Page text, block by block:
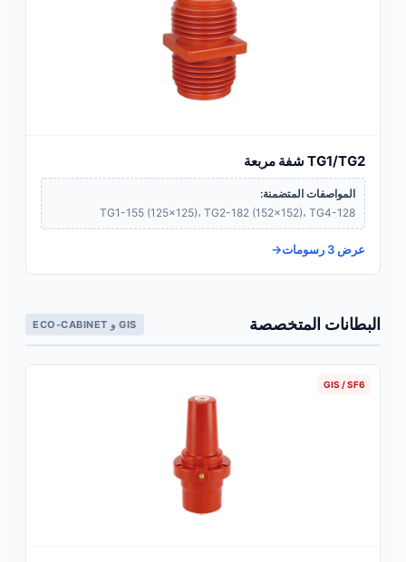
TG1/TG2 شفة مربعة
المواصفات المتضمنة:
TG1-155 (125×125)، TG2-182 (152×152)، TG4-128
عرض 3 رسومات
البطانات المتخصصة GIS و ECO-CABINET
GIS / SF6